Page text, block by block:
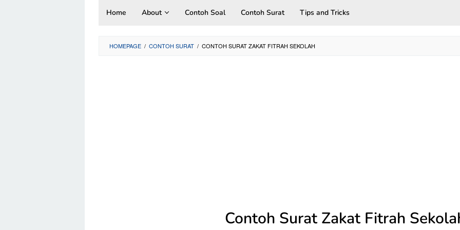
Home About Contoh Soal Contoh Surat Tips and Tricks
HOMEPAGE / CONTOH SURAT / CONTOH SURAT ZAKAT FITRAH SEKOLAH
Contoh Surat Zakat Fitrah